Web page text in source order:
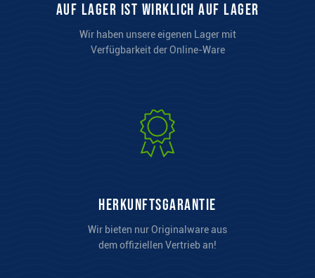
auf Lager ist wirklich auf Lager
Wir haben unsere eigenen Lager mit
Verfügbarkeit der Online-Ware
Herkunftsgarantie
Wir bieten nur Originalware aus
dem offiziellen Vertrieb an!